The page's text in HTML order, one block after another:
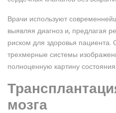
Врачи используют
выявляя диагноз и, предлагая
риском для здоровья пациента.
трехмерные системы
полноценную картину
мозга